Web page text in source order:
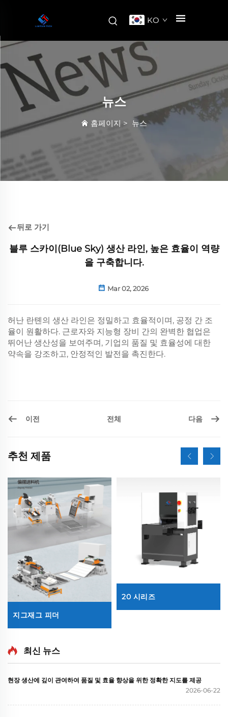
KO
뉴스
홈페이지 > 뉴스
뒤로 가기
블루 스카이(Blue Sky) 생산 라인, 높은 효율이 역량
을 구축합니다.
Mar 02, 2026
허난 란톈의 생산 라인은 정밀하고 효율적이며, 공정 간 조
율이 원활하다. 근로자와 지능형 장비 간의 완벽한 협업은
뛰어난 생산성을 보여주며, 기업의 품질 및 효율성에 대한
약속을 강조하고, 안정적인 발전을 촉진한다.
이전 전체 다음
추천 제품
지그재그 피더
20 시리즈
최신 뉴스
현장 생산에 깊이 관여하여 품질 및 효율 향상을 위한 정확한 지도를 제공
2026-06-22